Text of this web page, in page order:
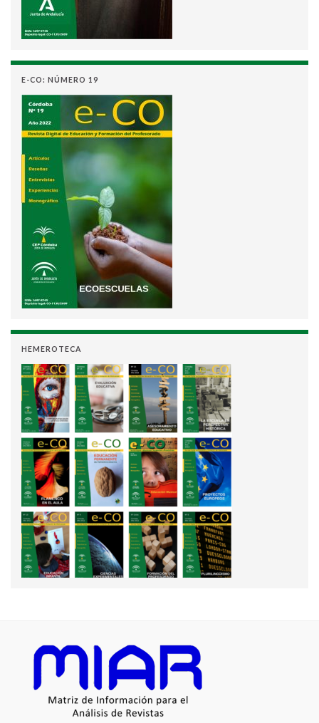
E-CO: NÚMERO 19
HEMEROTECA